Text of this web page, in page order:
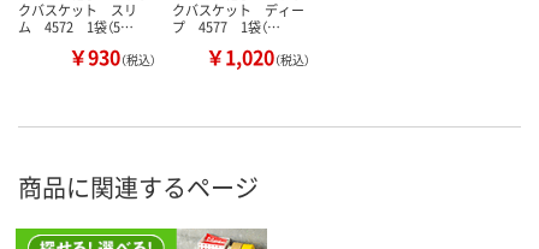
クバスケット スリ
ム 4572 1袋（5…
￥930（税込）
クバスケット ディー
プ 4577 1袋（…
￥1,020（税込）
商品に関連するページ